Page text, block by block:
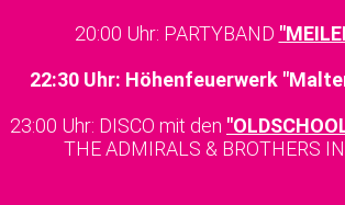
20:00 Uhr: PARTYBAND
22:30 Uhr: Höhenfeuerwerk
23:00 Uhr: DISCO mit den
THE ADMIRALS & BROTHERS